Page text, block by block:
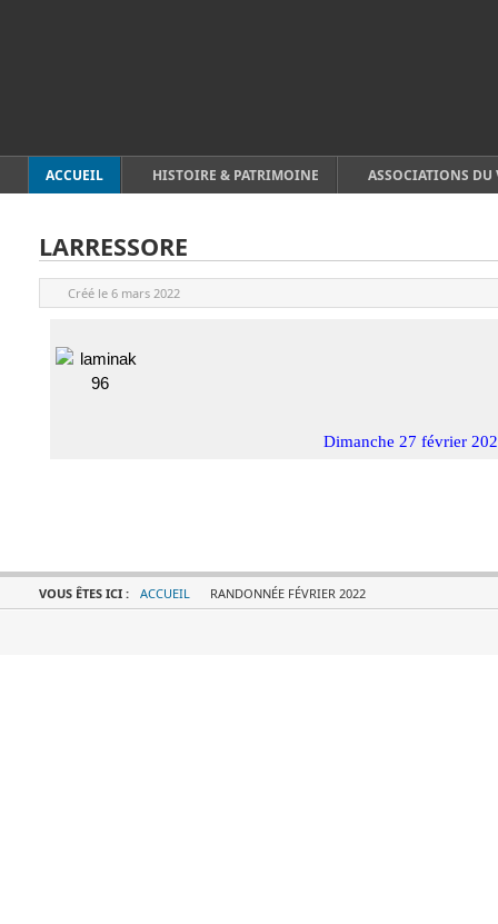
ACCUEIL HISTOIRE & PATRIMOINE ASSOCIATIONS DU
LARRESSORE
Créé le 6 mars 2022
Dimanche 27 février
VOUS ÊTES ICI : ACCUEIL RANDONNÉE FÉVRIER 2022